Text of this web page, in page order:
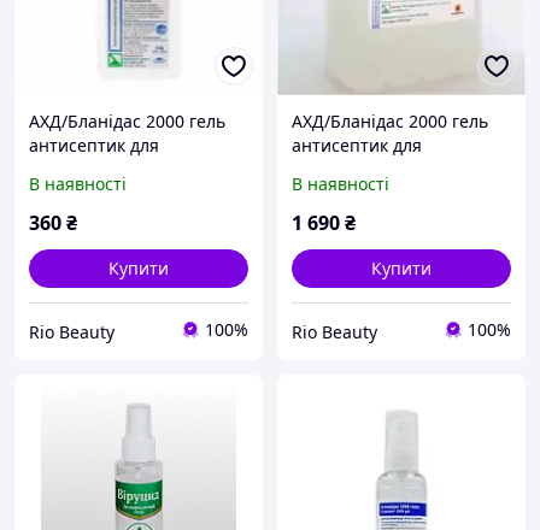
АХД/Бланідас 2000 гель
антисептик для
В наявності
360₴
Купити
Rio Beauty 100%
АХД/Бланідас 2000 гель
антисептик для
В наявності
1 690₴
Купити
Rio Beauty 100%